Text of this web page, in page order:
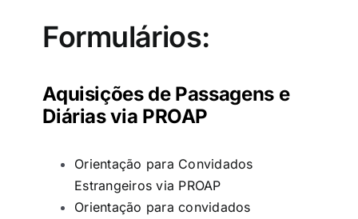
Formulários:
Aquisições de Passagens e
Diárias via PROAP
Orientação para Convidados
Estrangeiros via PROAP
Orientação para convidados